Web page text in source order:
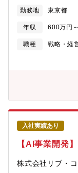
ティング・セール
行して組織改革に
経営者の想いを具
す。中堅・中小企
クトをもたらした
グ事業部
0cf.notion.site/
ィーラーや中古車
ンド）など、地域経
場の双方に深く入り
す。長年培われて
織・事業課題に向
していくポジショ
革を実現できる大
勤務地 東京都
年収 600万円
職種
戦略・経
入社実績あり
【AI事業開発
株式会社リブ・